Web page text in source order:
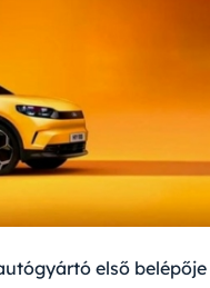
első belépője